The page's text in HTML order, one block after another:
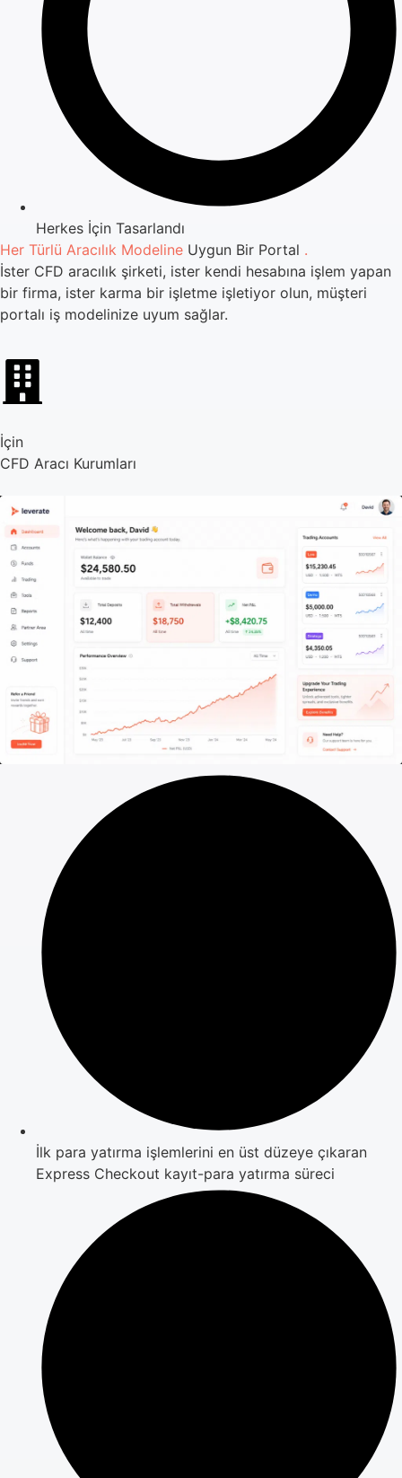
Herkes İçin Tasarlandı
Her Türlü Aracılık Modeline Uygun Bir Portal .
İster CFD aracılık şirketi, ister kendi hesabına işlem yapan
bir firma, ister karma bir işletme işletiyor olun, müşteri
portalı iş modelinize uyum sağlar.
İçin
CFD Aracı Kurumları
İlk para yatırma işlemlerini en üst düzeye çıkaran
Express Checkout kayıt-para yatırma süreci